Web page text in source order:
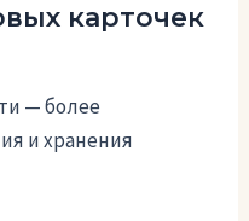
карточек
— более
и хранения